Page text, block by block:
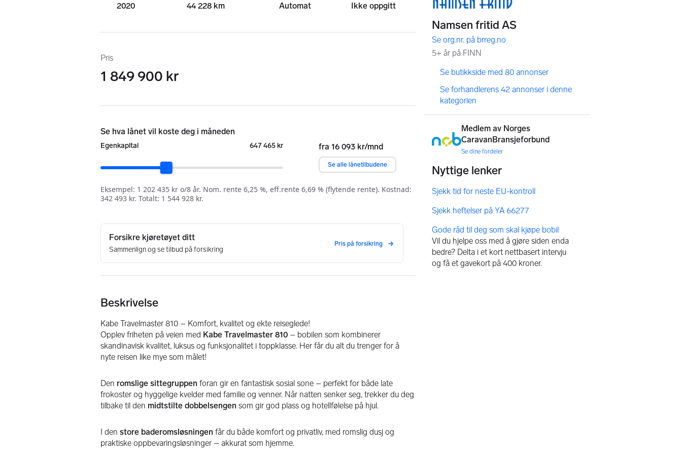
2020
44 228 km
Automat
Ikke oppgitt
Pris
1 849 900 kr
,
Se butikkside med 80 annonser
Se forhandlerens 42 annonser i denne
kategorien
Medlem av Norges
CaravanBransjeforbund
Se dine fordeler
Vil du hjelpe oss med å gjøre siden enda
bedre? Delta i et kort nettbasert intervju
og få et gavekort på 400 kroner.
Beskrivelse
Kabe Travelmaster 810 – Komfort, kvalitet og ekte reiseglede!
Opplev friheten på veien med Kabe Travelmaster 810 – bobilen som kombinerer
skandinavisk kvalitet, luksus og funksjonalitet i toppklasse. Her får du alt du trenger for å
nyte reisen like mye som målet!
Den romslige sittegruppen foran gir en fantastisk sosial sone – perfekt for både late
frokoster og hyggelige kvelder med familie og venner. Når natten senker seg, trekker du deg
tilbake til den midtstilte dobbelsengen som gir god plass og hotellfølelse på hjul.
I den store baderomsløsningen får du både komfort og privatliv, med romslig dusj og
praktiske oppbevaringsløsninger – akkurat som hjemme.